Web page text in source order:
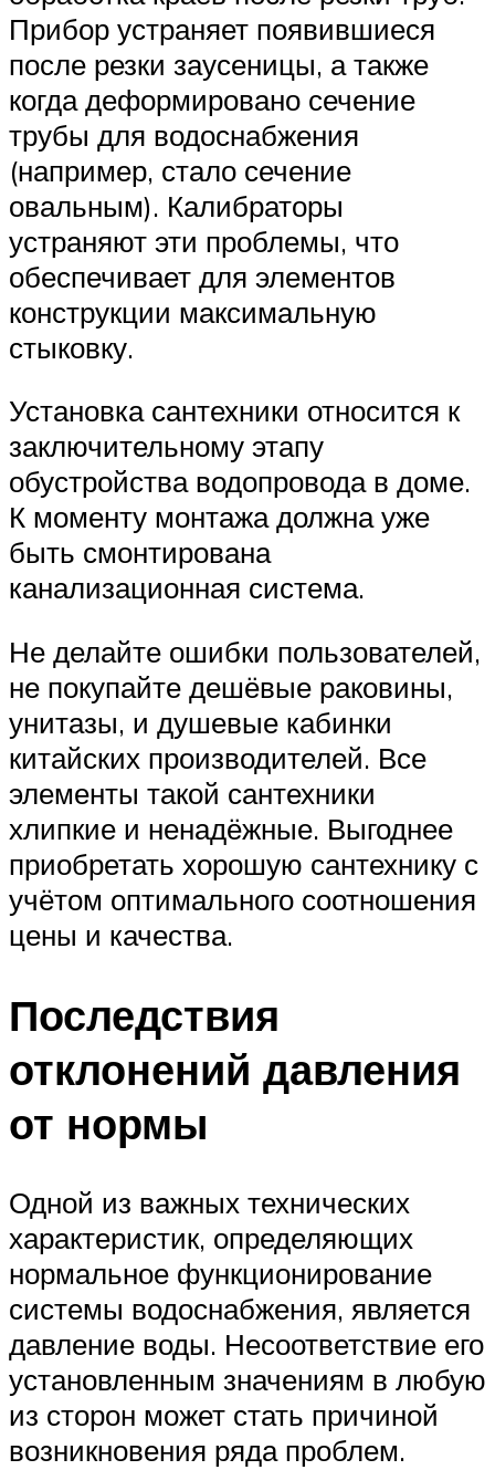
Прибор устраняет появившиеся
после резки заусеницы, а также
когда деформировано сечение
трубы для водоснабжения
(например, стало сечение
овальным). Калибраторы
устраняют эти проблемы, что
обеспечивает для элементов
конструкции максимальную
стыковку.
Установка сантехники относится к
заключительному этапу
обустройства водопровода в доме.
К моменту монтажа должна уже
быть смонтирована
канализационная система.
Не делайте ошибки пользователей,
не покупайте дешёвые раковины,
унитазы, и душевые кабинки
китайских производителей. Все
элементы такой сантехники
хлипкие и ненадёжные. Выгоднее
приобретать хорошую сантехнику с
учётом оптимального соотношения
цены и качества.
Последствия
отклонений давления
от нормы
Одной из важных технических
характеристик, определяющих
нормальное функционирование
системы водоснабжения, является
давление воды. Несоответствие его
установленным значениям в любую
из сторон может стать причиной
возникновения ряда проблем.